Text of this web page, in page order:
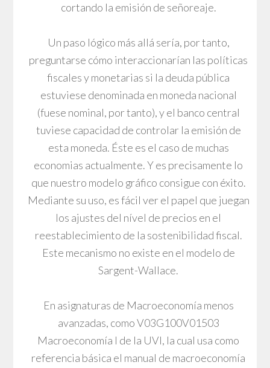
cortando la emisión de señoreaje.
Un paso lógico más allá sería, por tanto,
preguntarse cómo interaccionarían las políticas
fiscales y monetarias si la deuda pública
estuviese denominada en moneda nacional
(fuese nominal, por tanto), y el banco central
tuviese capacidad de controlar la emisión de
esta moneda. Éste es el caso de muchas
economias actualmente. Y es precisamente lo
que nuestro modelo gráfico consigue con éxito.
Mediante su uso, es fácil ver el papel que juegan
los ajustes del nível de precios en el
reestablecimiento de la sostenibilidad fiscal.
Este mecanismo no existe en el modelo de
Sargent-Wallace.
En asignaturas de Macroeconomía menos
avanzadas, como V03G100V01503
Macroeconomía I de la UVI, la cual usa como
referencia básica el manual de macroeconomía